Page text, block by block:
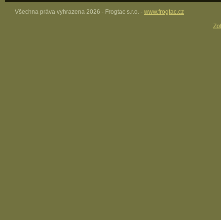
Všechna práva vyhrazena 2026 - Frogtac s.r.o. - www.frogtac.cz